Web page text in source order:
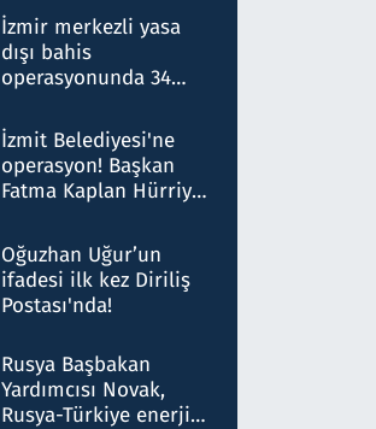
hakkında gözaltı kararı
İzmir merkezli yasa
dışı bahis
operasyonunda 34
Milyar liralık para
trafiği tespit edildi
İzmit Belediyesi'ne
operasyon! Başkan
Fatma Kaplan Hürriyet
Oğuzhan Uğur’un
ifadesi ilk kez Diriliş
Postası'nda!
Rusya Başbakan
Yardımcısı Novak,
Rusya-Türkiye enerji